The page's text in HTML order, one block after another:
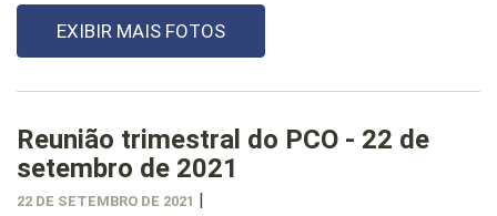
EXIBIR MAIS FOTOS
Reunião trimestral do PCO - 22 de
setembro de 2021
22 DE SETEMBRO DE 2021 |